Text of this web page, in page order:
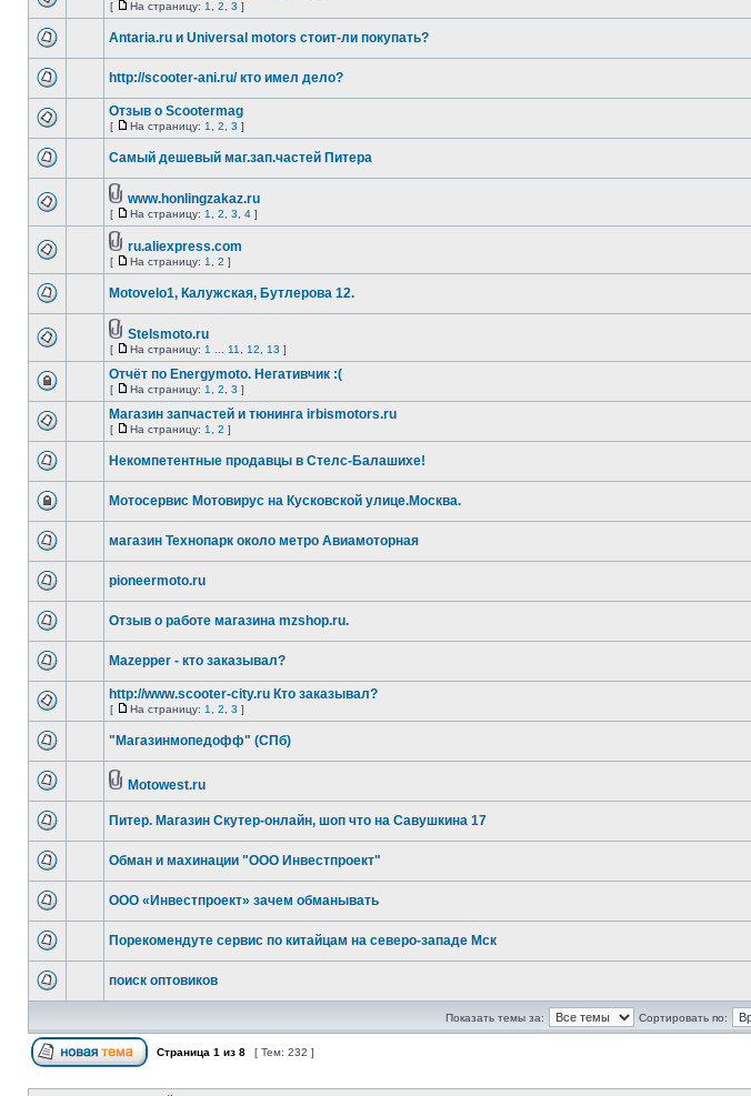
[ На страницу: 1 2 3 ]
Antaria.ru и Universal motors стоит-ли покупать?
http://scooter-ani.ru/ кто имел дело?
Отзыв о Scootermag
[ На страницу: 1 2 3 ]
Самый дешевый маг.зап.частей Питера
www.honlingzakaz.ru
[ На страницу: 1 2 3 4 ]
ru.aliexpress.com
[ На страницу: 1 2 ]
Motovelo1, Калужская, Бутлерова 12.
Stelsmoto.ru
[ На страницу: 1 11 12 13 ]
Отчёт по Energymoto. Негативчик :(
[ На страницу: 1 2 3 ]
Магазин запчастей и тюнинга irbismotors.ru
[ На страницу: 1 2 ]
Некомпетентные продавцы в Стелс-Балашихе!
Мотосервис Мотовирус на Кусковской улице.Москва.
магазин Технопарк около метро Авиамоторная
pioneermoto.ru
Отзыв о работе магазина mzshop.ru.
Mazepper - кто заказывал?
http://www.scooter-city.ru Кто заказывал?
[ На страницу: 1 2 3 ]
"Магазинмопедофф" (СПб)
Motowest.ru
Питер. Магазин Скутер-онлайн, шоп что на Савушкина 17
Обман и махинации "ООО Инвестпроект"
ООО «Инвестпроект» зачем обманывать
Порекомендуте сервис по китайцам на северо-западе Мск
поиск оптовиков
Показать темы за: Сортировать по:
Страница 1 из 8 [ Тем: 232 ]